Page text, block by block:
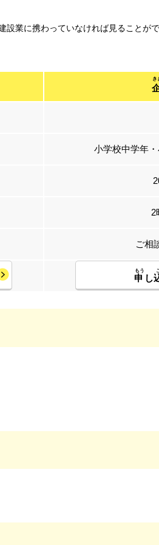
業に携わっていなければ見ることが
小学校中学年
2
ご相
申 し